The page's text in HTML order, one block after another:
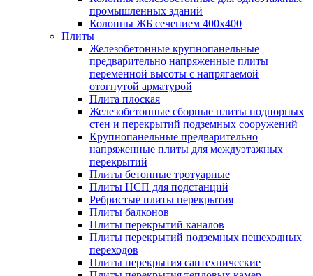
промышленных зданий
Колонны ЖБ сечением 400х400
Плиты
Железобетонные крупнопанельные
предварительно напряженные плиты
переменной высоты с напрягаемой
отогнутой арматурой
Плита плоская
Железобетонные сборные плиты подпорных
стен и перекрытий подземных сооружений
Крупнопанельные предварительно
напряженные плиты для междуэтажных
перекрытий
Плиты бетонные тротуарные
Плиты НСП для подстанций
Ребристые плиты перекрытия
Плиты балконов
Плиты перекрытий каналов
Плиты перекрытий подземных пешеходных
переходов
Плиты перекрытия сантехнические